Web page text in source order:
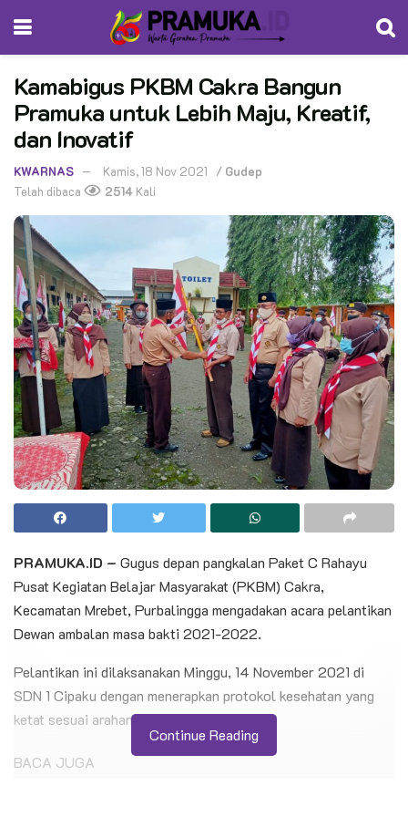
Kamabigus PKBM Cakra Bangun
Pramuka untuk Lebih Maju, Kreatif,
dan Inovatif
KWARNAS Kamis, 18 Nov 2021 / Gudep
Telah dibaca
2514 Kali
PRAMUKA.ID – Gugus depan pangkalan Paket C Rahayu
Pusat Kegiatan Belajar Masyarakat (PKBM) Cakra,
Kecamatan Mrebet, Purbalingga mengadakan acara pelantikan
Dewan ambalan masa bakti 2021-2022.
Pelantikan ini dilaksanakan Minggu, 14 November 2021 di
SDN 1 Cipaku dengan menerapkan protokol kesehatan yang
ketat sesuai arahan pamerintah.
BACA JUGA
Continue Reading